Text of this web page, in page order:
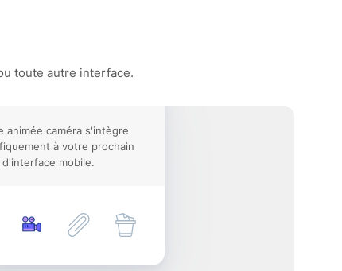
toute autre interface.
animée caméra s'intègre
à votre prochain
mobile.